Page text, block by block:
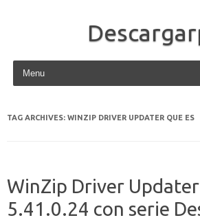
Skip to content
TAG ARCHIVES: WINZIP DRIVER UPDATER QUE ES
WinZip Driver
5.41.0.24 con serie